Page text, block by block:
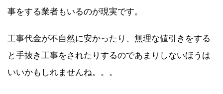
事をする業者もいるのが現実です。
工事代金が不自然に安かったり、無理な値引きをする
と手抜き工事をされたりするのであまりしないほうは
いいかもしれませんね。。。